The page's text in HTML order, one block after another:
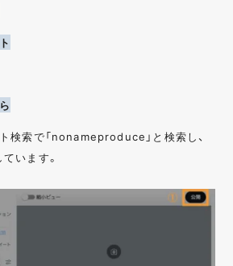
検索で「nonameproduce」と検索し、
います。